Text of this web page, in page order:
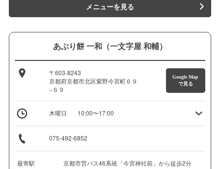
メニューを見る
あぶり餅 一和（一文字屋 和輔）
〒603-8243
京都府京都市北区紫野今宮町６９
−６９
Google Map
で見る
木曜日 10:00〜17:00
075-492-6852
最寄駅 京都市営バス46系統「今宮神社前」から徒歩2分